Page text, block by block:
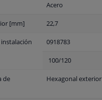
Acero
[mm] 22,7
0918783
100/120
de
Hexagonal exterior